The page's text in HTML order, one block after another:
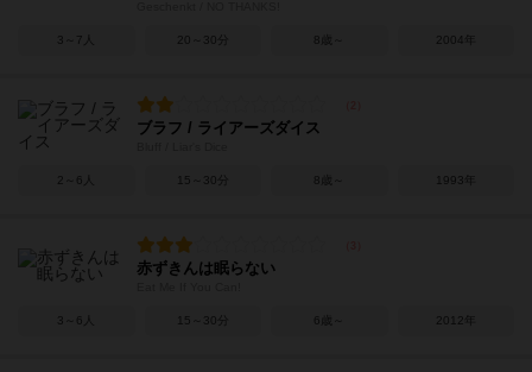
3～7人 20～30分 8歳～ 2004年
ブラフ / ライアーズダイス
2～6人 15～30分 8歳～ 1993年
赤ずきんは眠らない
3～6人 15～30分 6歳～ 2012年